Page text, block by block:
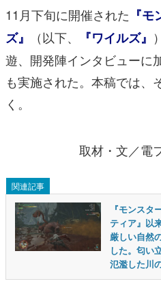
その他
電ファミニコゲーマーとは？
運営：株式会社マレ
11月下旬に開催された 『
ズ』
（以下、 『ワイルズ』
遊、開発陣インタビューに
も実施された。本稿では、
く。
取材・文／電
関連記事
『モンス
ティア』以
厳しい自然
した。匂い
氾濫した川